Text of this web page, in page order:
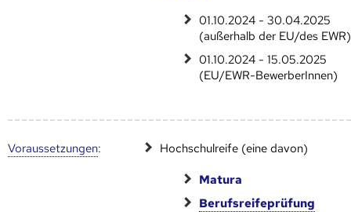
01.10.2024 - 30.04.2025
(außerhalb der EU/des EWR)
01.10.2024 - 15.05.2025
(EU/EWR-BewerberInnen)
Voraus­setzungen: Hochschulreife (eine davon)
Matura
Berufsreifeprüfung